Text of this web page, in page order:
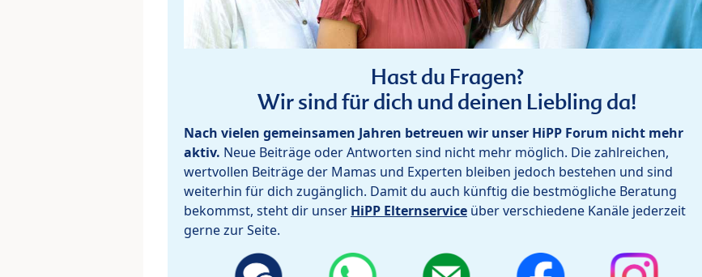
Hast du Fragen?
Wir sind für dich und deinen Liebling da!
Nach vielen gemeinsamen Jahren betreuen wir unser HiPP Forum nicht mehr
aktiv. Neue Beiträge oder Antworten sind nicht mehr möglich. Die zahlreichen,
wertvollen Beiträge der Mamas und Experten bleiben jedoch bestehen und sind
weiterhin für dich zugänglich. Damit du auch künftig die bestmögliche Beratung
bekommst, steht dir unser HiPP Elternservice über verschiedene Kanäle jederzeit
gerne zur Seite.